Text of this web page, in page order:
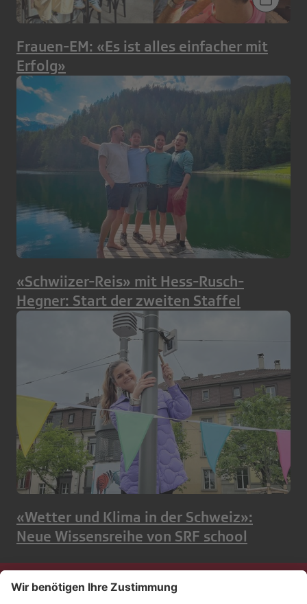
Frauen-EM: «Es ist alles einfacher mit
Erfolg»
«Schwiizer-Reis» mit Hess-Rusch-
Hegner: Start der zweiten Staffel
«Wetter und Klima in der Schweiz»:
Neue Wissensreihe von SRF school